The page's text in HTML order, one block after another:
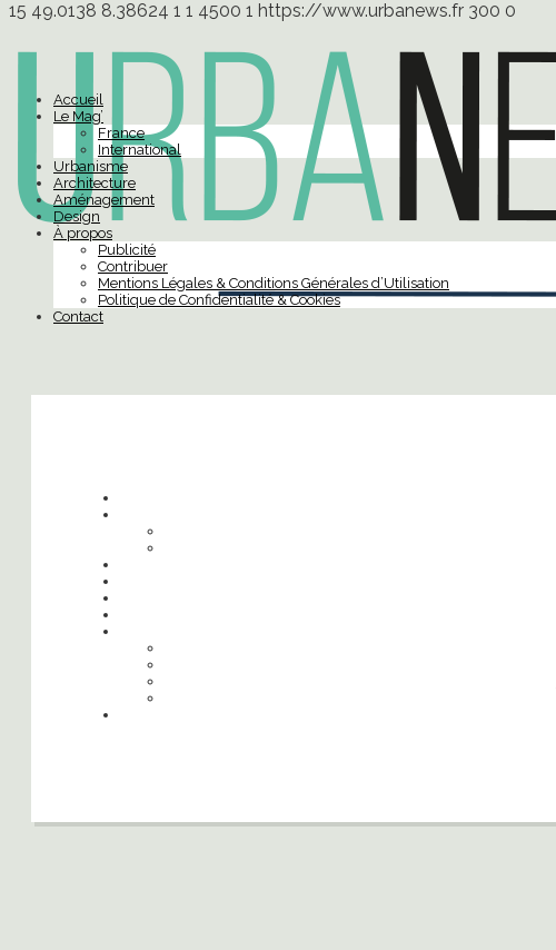
15 49.0138 8.38624 1 1 4500 1 https://www.urbanews.fr 300 0
Accueil
Le Mag’
France
International
Urbanisme
Architecture
Aménagement
Design
À propos
Publicité
Contribuer
Mentions Légales & Conditions Générales d’Utilisation
Politique de Confidentialité & Cookies
Contact